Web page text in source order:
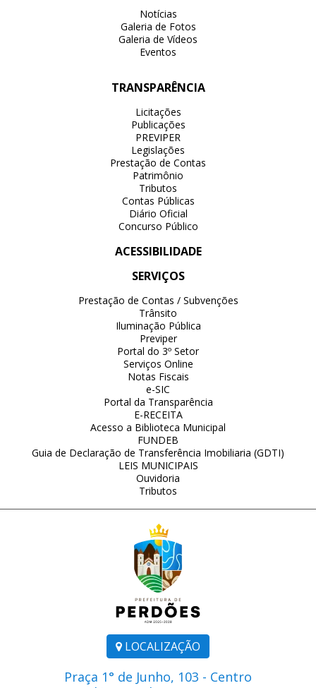
LOCALIZAÇÃO
Praça 1° de Junho, 103 - Centro
Notícias
Galeria de Fotos
Galeria de Vídeos
Eventos
TRANSPARÊNCIA
Licitações
Publicações
PREVIPER
Legislações
Prestação de Contas
Patrimônio
Tributos
Contas Públicas
Diário Oficial
Concurso Público
ACESSIBILIDADE
SERVIÇOS
Prestação de Contas / Subvenções
Trânsito
Iluminação Pública
Previper
Portal do 3º Setor
Serviços Online
Notas Fiscais
e-SIC
Portal da Transparência
E-RECEITA
Acesso a Biblioteca Municipal
FUNDEB
Guia de Declaração de Transferência Imobiliaria (GDTI)
LEIS MUNICIPAIS
Ouvidoria
Tributos